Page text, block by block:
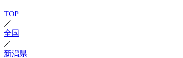
TOP
／
全国
／
新潟県